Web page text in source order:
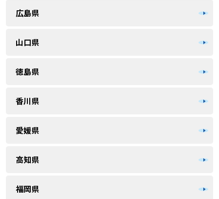
広島県
山口県
徳島県
香川県
愛媛県
高知県
福岡県